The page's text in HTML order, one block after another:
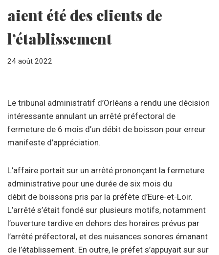
aient été des clients de
l’établissement
24 août 2022
Le tribunal administratif d’Orléans a rendu une décision
intéressante annulant un arrêté préfectoral de
fermeture de 6 mois d’un débit de boisson pour erreur
manifeste d’appréciation.
L’affaire portait sur un arrêté prononçant la fermeture
administrative pour une durée de six mois du
débit de boissons pris par la préfète d’Eure-et-Loir.
L’arrêté s’était fondé sur plusieurs motifs, notamment
l’ouverture tardive en dehors des horaires prévus par
l’arrêté préfectoral, et des nuisances sonores émanant
de l’établissement. En outre, le préfet s’appuyait sur sur